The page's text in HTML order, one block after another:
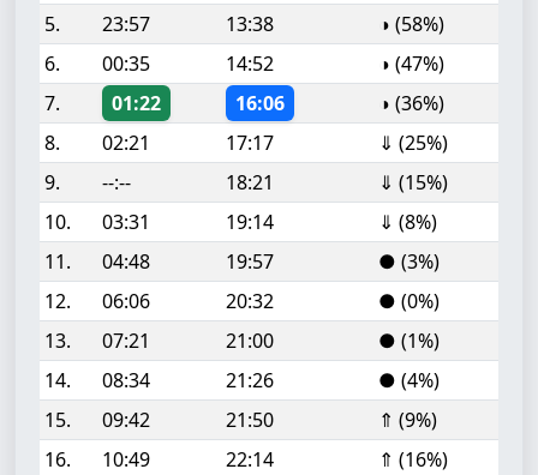
5.
23:57 13:38
◑ (58%)
6.
00:35 14:52
◑ (47%)
7.
01:22 16:06
◑ (36%)
8.
02:21 17:17
⇓ (25%)
9.
--:-- 18:21
⇓ (15%)
10.
03:31 19:14
⇓ (8%)
11.
04:48 19:57
● (3%)
12.
06:06 20:32
● (0%)
13.
07:21 21:00
● (1%)
14.
08:34 21:26
● (4%)
15.
09:42 21:50
⇑ (9%)
16.
10:49 22:14
⇑ (16%)